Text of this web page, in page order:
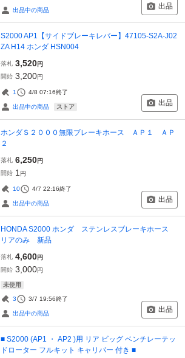
出品中の商品 出品
S2000 AP1【サイドブレーキレバー】47105-S2A-J02
ZA H14 ホンダ HSN004
落札 3,520円
開始 3,200円
1 4/8 07:16終了
出品中の商品 ストア 出品
ホンダＳ２０００無限ブレーキホース ＡＰ１ ＡＰ
２
落札 6,250円
開始 1 円
10 4/7 22:16終了
出品中の商品 出品
HONDA S2000 ホンダ ステンレスブレーキホース
リアのみ 新品
落札 4,600円
開始 3,000円
未使用
3 3/7 19:56終了
出品中の商品 出品
■ S2000 (AP1 ・ AP2 )用 リア ビッグ ベンチレーテッ
ドローター フルキット キャリパー 付き ■